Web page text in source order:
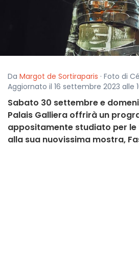
Da Margot de Sortiraparis · Foto di
Aggiornato il 16 settembre 2023 alle
Sabato 30 settembre e
Palais Galliera offrirà un
appositamente studiato per
alla sua nuovissima mostra,